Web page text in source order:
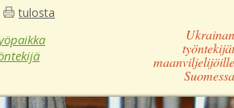
tulosta